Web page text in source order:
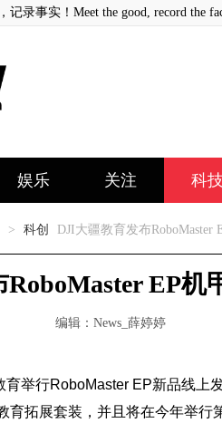
录事实！Meet the good, record the
娱乐 关注 科
> 科创 DJI大疆教育发布RoboMaster
EP机
编辑：News_薛婷婷
育举行RoboMaster EP新品线上
育拓展套装，并且将在今年举